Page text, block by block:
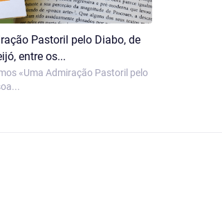
Pastoril pelo Diabo, de
entre os...
«Uma Admiração Pastoril pelo